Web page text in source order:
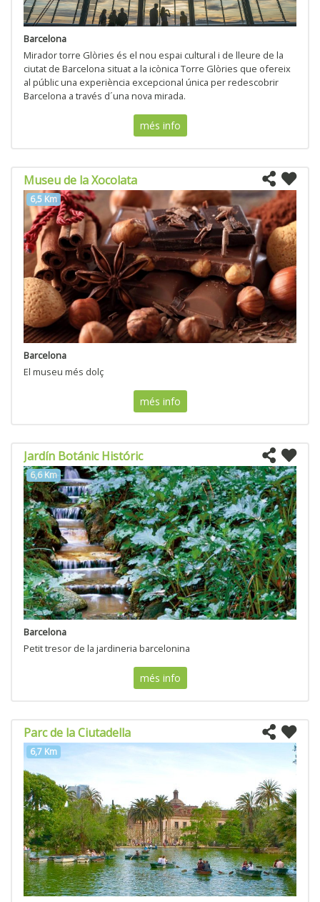
Barcelona
Mirador torre Glòries és el nou espai cultural i de lleure de la
ciutat de Barcelona situat a la icònica Torre Glòries que ofereix
al públic una experiència excepcional única per redescobrir
Barcelona a través d´una nova mirada.
més info
Museu de la Xocolata
6,5 Km
Barcelona
El museu més dolç
més info
Jardín Botánic Históric
6,6 Km
Barcelona
Petit tresor de la jardineria barcelonina
més info
Parc de la Ciutadella
6,7 Km